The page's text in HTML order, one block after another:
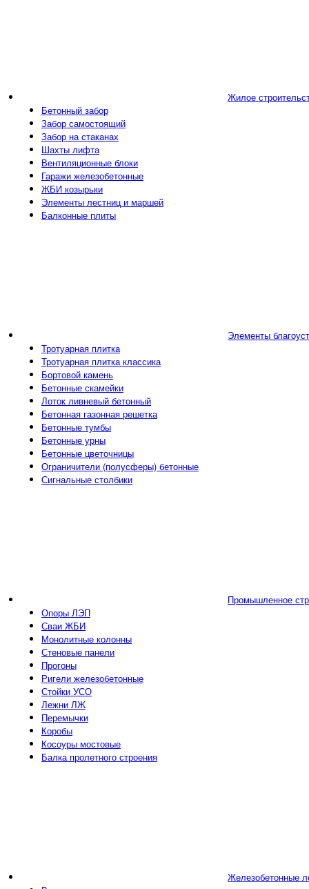
Жилое
Бетонный забор
Забор самостоящий
Забор на стаканах
Шахты лифта
Вентиляционные блоки
Гаражи железобетонные
ЖБИ козырьки
Элементы лестниц и маршей
Балконные плиты
Элементы
Тротуарная плитка
Тротуарная плитка классика
Бортовой камень
Бетонные скамейки
Лоток ливневый бетонный
Бетонная газонная решетка
Бетонные тумбы
Бетонные урны
Бетонные цветочницы
Ограничители (полусферы) бетонные
Сигнальные столбики
Промышленное
Опоры ЛЭП
Сваи ЖБИ
Монолитные колонны
Стеновые панели
Прогоны
Ригели железобетонные
Стойки УСО
Лежни ЛЖ
Перемычки
Коробы
Косоуры мостовые
Балка пролетного строения
Железобетонные